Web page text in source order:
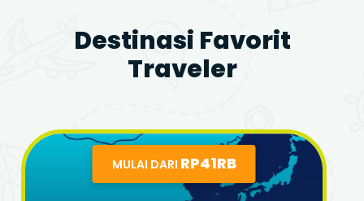
Destinasi Favorit
Traveler
MULAI DARI RP41RB